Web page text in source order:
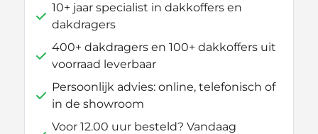
10+ jaar specialist in dakkoffers en
dakdragers
400+ dakdragers en 100+ dakkoffers uit
voorraad leverbaar
Persoonlijk advies: online, telefonisch of
in de showroom
Voor 12.00 uur besteld? Vandaag